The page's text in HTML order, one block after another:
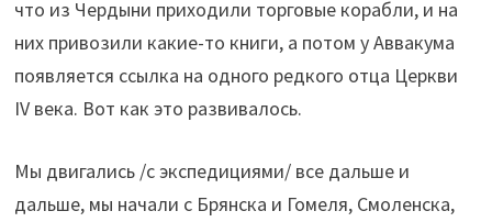
что из Чердыни приходили торговые корабли, и на
них привозили какие-то книги, а потом у Аввакума
появляется ссылка на одного редкого отца Церкви
IV века. Вот как это развивалось.
Мы двигались /с экспедициями/ все дальше и
дальше, мы начали с Брянска и Гомеля, Смоленска,